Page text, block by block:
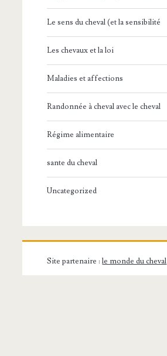
Le sens du cheval (et la sensibilité
Les chevaux et la loi
Maladies et affections
Randonnée à cheval avec le cheval
Régime alimentaire
sante du cheval
Uncategorized
Site partenaire :le monde du cheval